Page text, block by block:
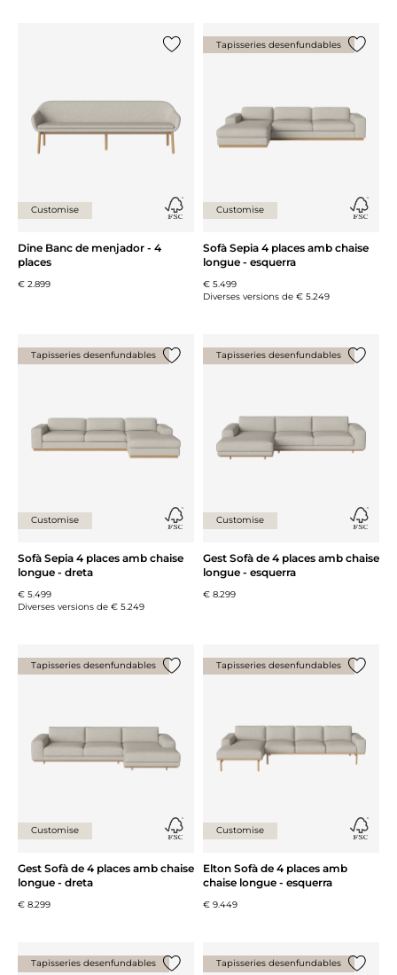
Customise
Dine Banc de menjador - 4
places
€ 2.899
Tapisseries desenfundables
Customise
Sofà Sepia 4 places amb chaise
longue - esquerra
€ 5.499
Diverses versions de € 5.249
Tapisseries desenfundables
Customise
Sofà Sepia 4 places amb chaise
longue - dreta
€ 5.499
Diverses versions de € 5.249
Tapisseries desenfundables
Customise
Gest Sofà de 4 places amb chaise
longue - esquerra
€ 8.299
Tapisseries desenfundables
Customise
Gest Sofà de 4 places amb chaise
longue - dreta
€ 8.299
Tapisseries desenfundables
Customise
Elton Sofà de 4 places amb
chaise longue - esquerra
€ 9.449
Tapisseries desenfundables Tapisseries desenfundables